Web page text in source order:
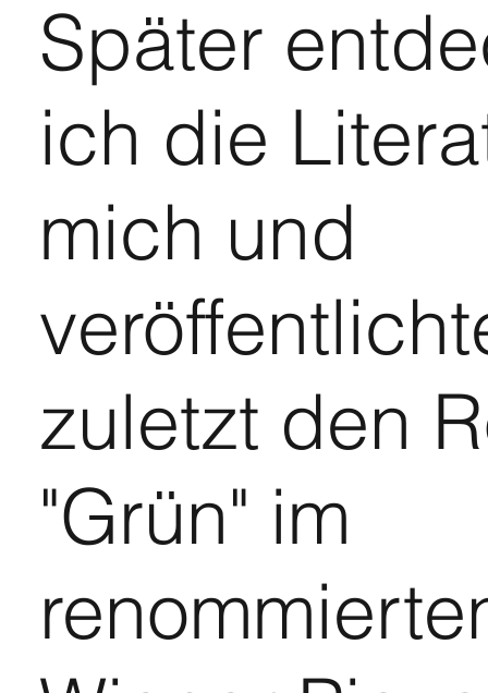
Später
ich die
mich und
zuletzt den
"Grün" im